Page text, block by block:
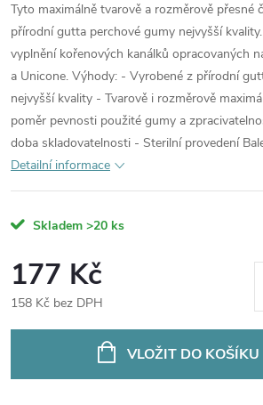
Tyto maximálně tvarově a rozměrově přesné
přírodní gutta perchové gumy nejvyšší
vyplnění kořenových kanálků opracovaných
a Unicone. Výhody: - Vyrobené z přírodní
nejvyšší kvality - Tvarově i rozměrově
poměr pevnosti použité gumy a
doba skladovatelnosti - Sterilní provedení
Detailní informace
Skladem >20 ks
177 Kč
158 Kč bez DPH
VLOŽIT DO KOŠÍKU